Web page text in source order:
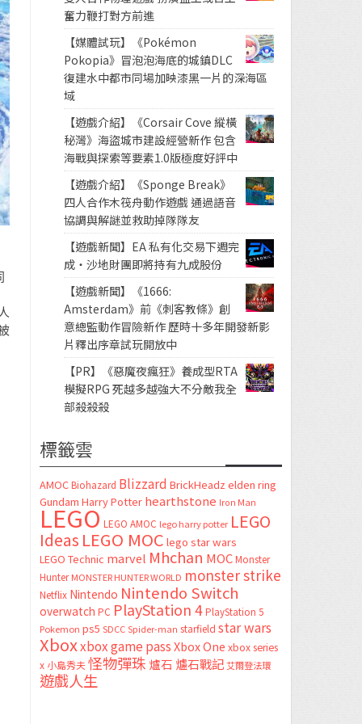
奮力鞭打對方前進
【媒體試玩】《Pokémon
Pokopia》冒泡泡海底的城鎮DLC
復建水中都市同場加映漆黑一片的深海區
域
【遊戲介紹】《Corsair Cove 縱橫
秘灣》海盜城市建設經營新作 包含
海戰與探索等要素1.0版極度好評中
【遊戲介紹】《Sponge Break》
四人合作木筏舟動作遊戲 通過語音
協調與解謎並救助掉隊隊友
【遊戲新聞】EA 私有化交易下週完
成・沙地財團即將持有九成股份
【遊戲新聞】《1666:
Amsterdam》前《刺客教條》創
意總監動作冒險新作 歷時十多年開發新影
片釋出序章試玩開放中
【PR】《惡魔夜瘋狂》養成型RTA
模擬RPG 死越多越強大不分敵我全
部殺殺殺
標籤雲
AMOC Biohazard Blizzard BrickHeadz elden ring
Gundam Harry Potter hearthstone Iron Man
LEGO LEGO AMOC lego harry potter LEGO
Ideas LEGO MOC lego star wars
LEGO Technic marvel Mhchan MOC Monster
Hunter MONSTER HUNTER WORLD monster strike
Netflix Nintendo Nintendo Switch
overwatch PC PlayStation 4 PlayStation 5
Pokemon ps5 SDCC Spider-man starfield star wars
Xboxxbox game passXbox One xbox series
x 小島秀夫怪物彈珠 爐石 爐石戰記艾爾登法環
遊戲人生